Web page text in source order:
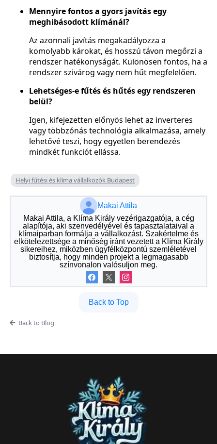
Mennyire fontos a gyors javítás egy
meghibásodott klímánál?
Az azonnali javítás megakadályozza a
komolyabb károkat, és hosszú távon megőrzi a
rendszer hatékonyságát. Különösen fontos, ha a
rendszer szivárog vagy nem hűt megfelelően.
Lehetséges-e fűtés és hűtés egy rendszeren
belül?
Igen, kifejezetten előnyös lehet az inverteres
vagy többzónás technológia alkalmazása, amely
lehetővé teszi, hogy egyetlen berendezés
mindkét funkciót ellássa.
Helyi fűtési és klíma vállalkozók Budapest
Makai Attila
Makai Attila, a Klíma Király vezérigazgatója, a cég
alapítója, aki szenvedélyével és tapasztalataival a
klímaiparban formálja a vállalkozást. Szakértelme és
elkötelezettsége a minőség iránt vezetett a Klíma Király
sikereihez, miközben ügyfélközpontú szemléletével
biztosítja, hogy minden projekt a legmagasabb
színvonalon valósuljon meg.
Back to Top
Back to Blog